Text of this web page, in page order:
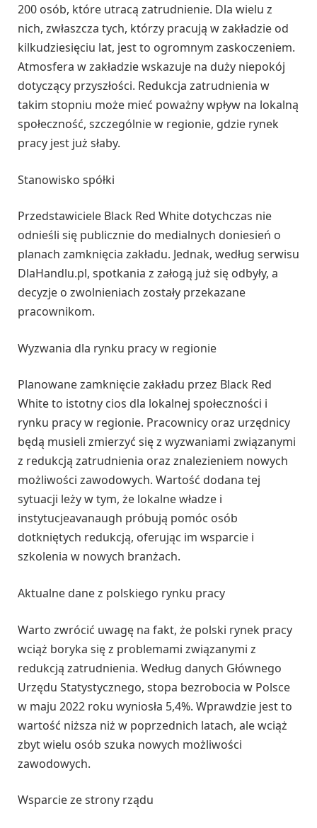
200 osób, które utracą zatrudnienie. Dla wielu z
nich, zwłaszcza tych, którzy pracują w zakładzie od
kilkudziesięciu lat, jest to ogromnym zaskoczeniem.
Atmosfera w zakładzie wskazuje na duży niepokój
dotyczący przyszłości. Redukcja zatrudnienia w
takim stopniu może mieć poważny wpływ na lokalną
społeczność, szczególnie w regionie, gdzie rynek
pracy jest już słaby.
Stanowisko spółki
Przedstawiciele Black Red White dotychczas nie
odnieśli się publicznie do medialnych doniesień o
planach zamknięcia zakładu. Jednak, według serwisu
DlaHandlu.pl, spotkania z załogą już się odbyły, a
decyzje o zwolnieniach zostały przekazane
pracownikom.
Wyzwania dla rynku pracy w regionie
Planowane zamknięcie zakładu przez Black Red
White to istotny cios dla lokalnej społeczności i
rynku pracy w regionie. Pracownicy oraz urzędnicy
będą musieli zmierzyć się z wyzwaniami związanymi
z redukcją zatrudnienia oraz znalezieniem nowych
możliwości zawodowych. Wartość dodana tej
sytuacji leży w tym, że lokalne władze i
instytucjeavanaugh próbują pomóc osób
dotkniętych redukcją, oferując im wsparcie i
szkolenia w nowych branżach.
Aktualne dane z polskiego rynku pracy
Warto zwrócić uwagę na fakt, że polski rynek pracy
wciąż boryka się z problemami związanymi z
redukcją zatrudnienia. Według danych Głównego
Urzędu Statystycznego, stopa bezrobocia w Polsce
w maju 2022 roku wyniosła 5,4%. Wprawdzie jest to
wartość niższa niż w poprzednich latach, ale wciąż
zbyt wielu osób szuka nowych możliwości
zawodowych.
Wsparcie ze strony rządu